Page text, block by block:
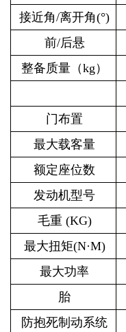
接近角/离开角(°)
前/后悬
整备质量（kg）
门布置
最大载客量
额定座位数
发动机型号
毛重 (KG)
最大扭矩(N·M)
最大功率
胎
防抱死制动系统